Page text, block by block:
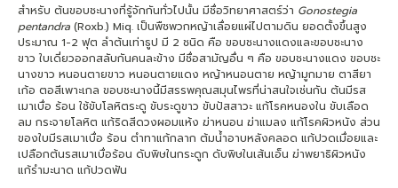
สำหรับ ต้นขอบชะนางที่รู้จักกันทั่วไปนั้น มีชื่อวิทยาศาสตร์ว่า Gonostegia
pentandra (Roxb.) Miq. เป็นพืชพวกหญ้าเลื่อยแผ่ไปตามดิน ยอดตั้งขึ้นสูง
ประมาณ 1-2 ฟุต ลำต้นเท่าธูป มี 2 ชนิด คือ ขอบชะนางแดงและขอบชะนาง
ขาว ใบเดี่ยวออกสลับกันคนละข้าง มีชื่อสามัญอื่น ๆ คือ ขอบชะนางแดง ขอบชะ
นางขาว หนอนตายขาว หนอนตายแดง หญ้าหนอนตาย หญ้ามูกมาย ตาสียา
เก้อ ตอสีเพาะเกล ขอบชะนางนี้มีสรรพคุณสมุนไพรที่น่าสนใจเช่นกัน ต้นมีรส
เมาเบื่อ ร้อน ใช้ขับโลหิตระดู ขับระดูขาว ขับปัสสาวะ แก้โรคหนองใน ขับเลือด
ลม กระจายโลหิต แก้ริดสีดวงผอมแห้ง ฆ่าหนอน ฆ่าแมลง แก้โรคผิวหนัง ส่วน
ของใบมีรสเมาเบื่อ ร้อน ตำทาแก้กลาก ต้มน้ำอาบหลังคลอด แก้ปวดเมื่อยและ
เปลือกต้นรสเมาเบื่อร้อน ดับพิษในกระดูก ดับพิษในเส้นเอ็น ฆ่าพยาธิผิวหนัง
แก้รำมะนาด แก้ปวดฟัน